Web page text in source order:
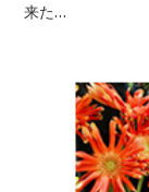
来た…